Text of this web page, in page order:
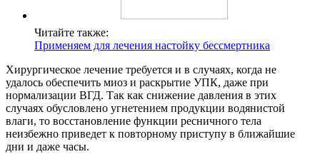
Читайте также:
Применяем для лечения настойку бессмертника
Хирургическое лечение требуется и в случаях, когда не
удалось обеспечить миоз и раскрытие УПК, даже при
нормализации ВГД. Так как снижение давления в этих
случаях обусловлено угнетением продукции водянистой
влаги, то восстановление функции ресничного тела
неизбежно приведет к повторному приступу в ближайшие
дни и даже часы.